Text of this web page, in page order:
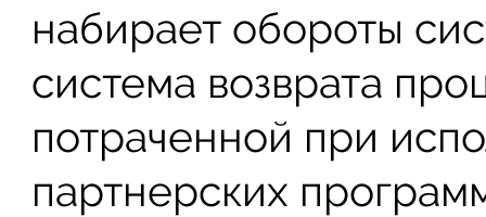
набирает обороты
система возврата
потраченной при
партнерских